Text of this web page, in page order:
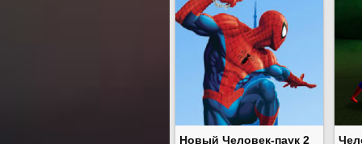
Новый Человек-паук 2